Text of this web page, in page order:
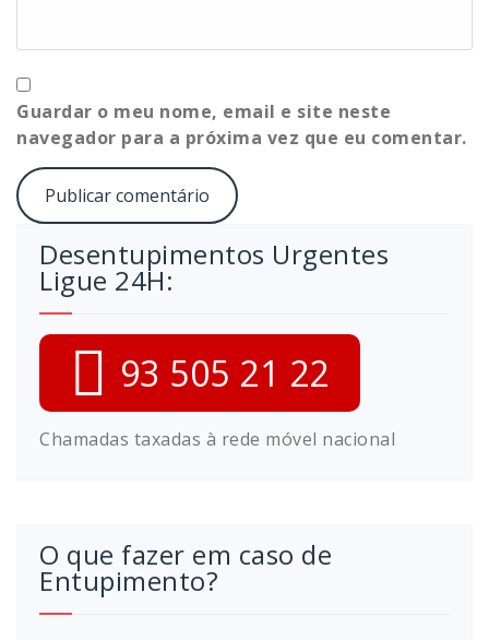
Guardar o meu nome, email e site neste
navegador para a próxima vez que eu comentar.
Desentupimentos Urgentes
Ligue 24H:
93 505 21 22
Chamadas taxadas à rede móvel nacional
O que fazer em caso de
Entupimento?